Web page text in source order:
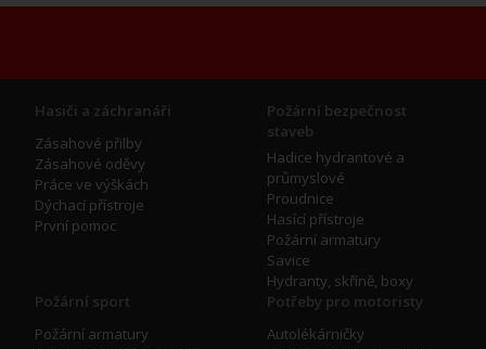
Hasiči a záchranáři
Zásahové přilby
Zásahové oděvy
Práce ve výškách
Dýchací přístroje
První pomoc
Požární bezpečnost
staveb
Hadice hydrantové a
průmyslové
Proudnice
Hasící přístroje
Požární armatury
Savice
Hydranty, skříně, boxy
Požární sport
Požární armatury
Potřeby pro motoristy
Autolékárničky